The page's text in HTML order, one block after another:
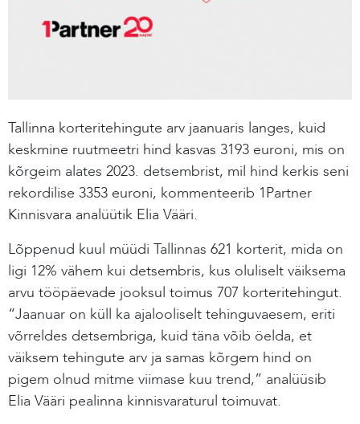
Tallinna korteritehingute arv jaanuaris langes, kuid
keskmine ruutmeetri hind kasvas 3193 euroni, mis on
kõrgeim alates 2023. detsembrist, mil hind kerkis seni
rekordilise 3353 euroni, kommenteerib 1Partner
Kinnisvara analüütik Elia Vääri.
Lõppenud kuul müüdi Tallinnas 621 korterit, mida on
ligi 12% vähem kui detsembris, kus oluliselt väiksema
arvu tööpäevade jooksul toimus 707 korteritehingut.
“Jaanuar on küll ka ajalooliselt tehinguvaesem, eriti
võrreldes detsembriga, kuid täna võib öelda, et
väiksem tehingute arv ja samas kõrgem hind on
pigem olnud mitme viimase kuu trend,” analüüsib
Elia Vääri pealinna kinnisvaraturul toimuvat.